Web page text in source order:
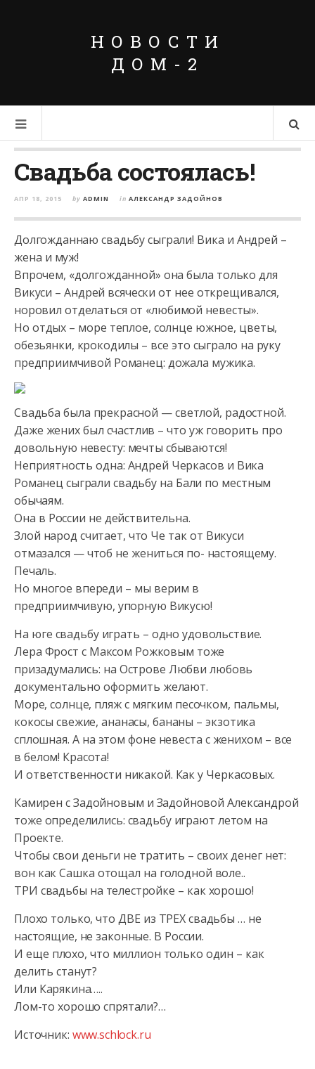
НОВОСТИ
ДОМ-2
Свадьба состоялась!
АПР 18, 2015 by ADMIN in АЛЕКСАНДР ЗАДОЙНОВ
Долгожданнаю свадьбу сыграли! Вика и Андрей –
жена и муж!
Впрочем, «долгожданной» она была только для
Викуси – Андрей всячески от нее открещивался,
норовил отделаться от «любимой невесты».
Но отдых – море теплое, солнце южное, цветы,
обезьянки, крокодилы – все это сыграло на руку
предприимчивой Романец: дожала мужика.
Свадьба была прекрасной — светлой, радостной.
Даже жених был счастлив – что уж говорить про
довольную невесту: мечты сбываются!
Неприятность одна: Андрей Черкасов и Вика
Романец сыграли свадьбу на Бали по местным
обычаям.
Она в России не действительна.
Злой народ считает, что Че так от Викуси
отмазался — чтоб не жениться по- настоящему.
Печаль.
Но многое впереди – мы верим в
предприимчивую, упорную Викусю!
На юге свадьбу играть – одно удовольствие.
Лера Фрост с Максом Рожковым тоже
призадумались: на Острове Любви любовь
документально оформить желают.
Море, солнце, пляж с мягким песочком, пальмы,
кокосы свежие, ананасы, бананы – экзотика
сплошная. А на этом фоне невеста с женихом – все
в белом! Красота!
И ответственности никакой. Как у Черкасовых.
Камирен с Задойновым и Задойновой Александрой
тоже определились: свадьбу играют летом на
Проекте.
Чтобы свои деньги не тратить – своих денег нет:
вон как Сашка отощал на голодной воле..
ТРИ свадьбы на телестройке – как хорошо!
Плохо только, что ДВЕ из ТРЕХ свадьбы … не
настоящие, не законные. В России.
И еще плохо, что миллион только один – как
делить станут?
Или Карякина…..
Лом-то хорошо спрятали?…
Источник: www.schlock.ru